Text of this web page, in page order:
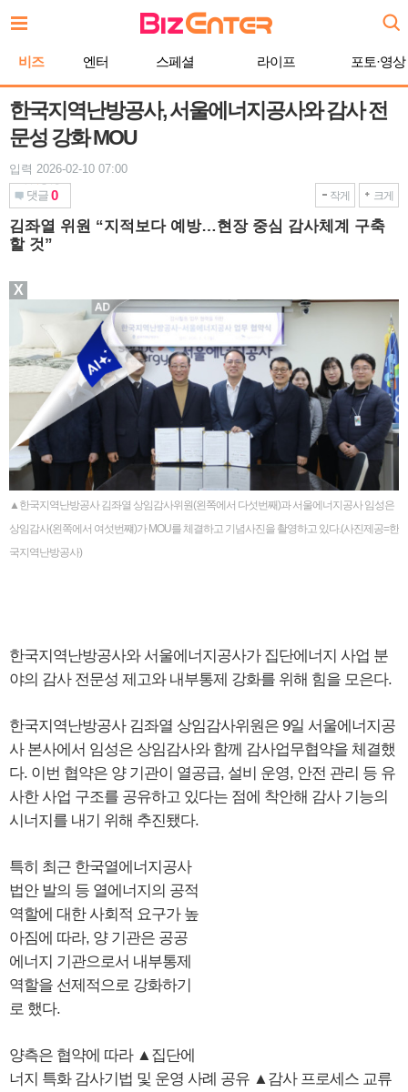
문
비즈 엔터 스페셜 라이프 포토·영상
한국지역난방공사, 서울에너지공사와 감사 전
문성 강화 MOU
입력 2026-02-10 07:00
댓글 0 작게 크게
김좌열 위원 “지적보다 예방…현장 중심 감사체계 구축
할 것”
▲한국지역난방공사 김좌열 상임감사위원(왼쪽에서 다섯번째)과 서울에너지공사 임성은
상임감사(왼쪽에서 여섯번쨰)가 MOU를 체결하고 기념사진을 촬영하고 있다.(사진제공=한
국지역난방공사)
한국지역난방공사와 서울에너지공사가 집단에너지 사업 분
야의 감사 전문성 제고와 내부통제 강화를 위해 힘을 모은다.
한국지역난방공사 김좌열 상임감사위원은 9일 서울에너지공
사 본사에서 임성은 상임감사와 함께 감사업무협약을 체결했
다. 이번 협약은 양 기관이 열공급, 설비 운영, 안전 관리 등 유
사한 사업 구조를 공유하고 있다는 점에 착안해 감사 기능의
시너지를 내기 위해 추진됐다.
특히 최근 한국열에너지공사
법안 발의 등 열에너지의 공적
역할에 대한 사회적 요구가 높
아짐에 따라, 양 기관은 공공
에너지 기관으로서 내부통제
역할을 선제적으로 강화하기
로 했다.
양측은 협약에 따라 ▲집단에
너지 특화 감사기법 및 운영 사례 공유 ▲감사 프로세스 교류
X